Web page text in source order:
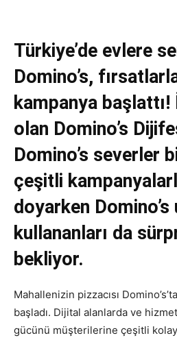
Türkiye’de evlere
Domino’s,
kampanya
olan Domino’s
Domino’s severler
çeşitli
doyarken Domino’s
kullananları da
bekliyor.
Mahallenizin pizzacısı
başladı. Dijital alanlarda ve
gücünü müşterilerine çeşitli